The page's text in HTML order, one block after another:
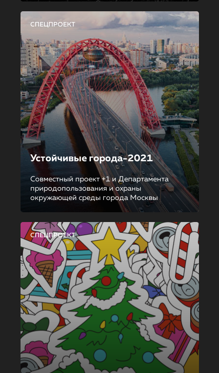
СПЕЦПРОЕКТ
Устойчивые города-2021
Совместный проект +1 и Департамента
природопользования и охраны
окружающей среды города Москвы
СПЕЦПРОЕКТ